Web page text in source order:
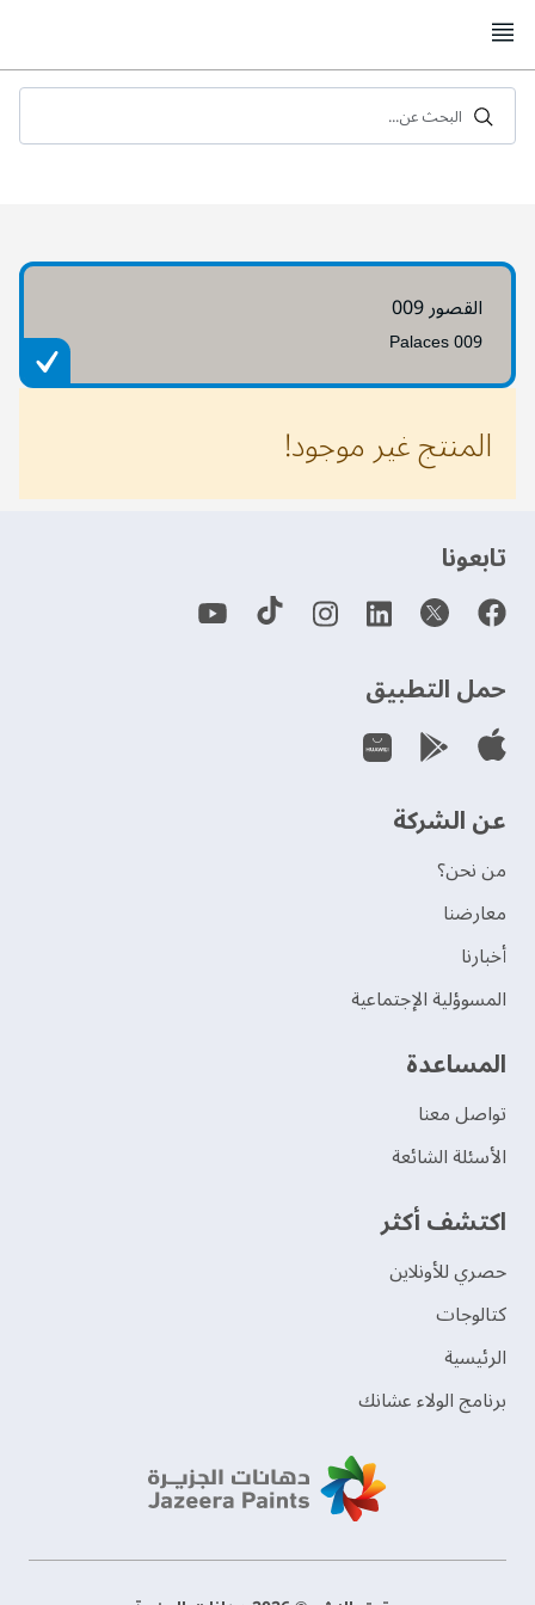
to
البحث عن...
القصور 009
Palaces 009
المنتج غير موجود!
‫تابعونا‬
حمل التطبيق
عن الشركة
من نحن؟
‫معارضنا‬
‫أخبارنا‬
المسوؤلية الإجتماعية
‫المساعدة‬
تواصل معنا
الأسئلة الشائعة
اكتشف أكثر
حصري للأونلاين
‫كتالوجات‬
الرئيسية
برنامج الولاء عشانك